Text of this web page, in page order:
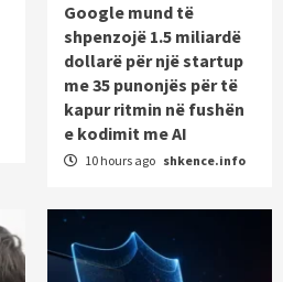
Google mund të
shpenzojë 1.5 miliardë
dollarë për një startup
me 35 punonjës për të
kapur ritmin në fushën
e kodimit me AI
10 hours ago shkence.info